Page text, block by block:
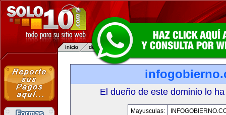
El dueño de este dominio lo
Mayusculas: